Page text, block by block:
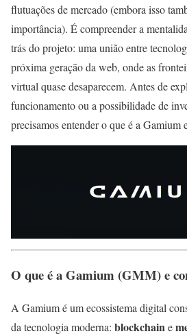
flutuações de mercado (embora isso
importância). É compreender a
trás do projeto: uma união entre
próxima geração da web, onde as
virtual quase desaparecem. Antes de
funcionamento ou a possibilidade de
precisamos entender o que é a Gamium
O que é a Gamium (GMM) e
A Gamium é um ecossistema digital
da tecnologia moderna: blockchaine